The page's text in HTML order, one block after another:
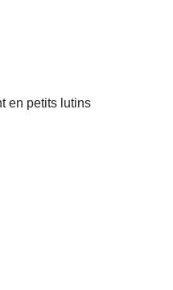
en petits lutins